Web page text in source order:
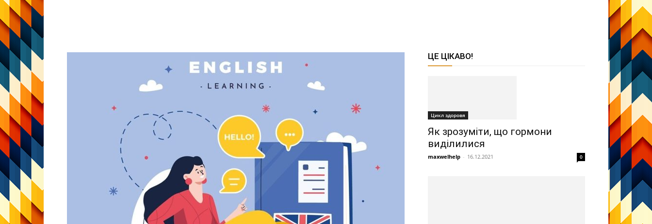
ЦЕ ЦІКАВО!
Цикл здоровя
Як зрозуміти, що гормони
виділилися
maxwelhelp - 16.12.2021 0